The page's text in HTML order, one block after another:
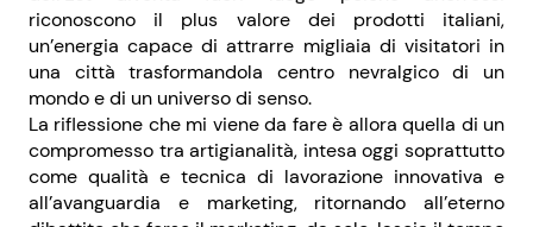
riconoscono il plus valore dei prodotti italiani,
un’energia capace di attrarre migliaia di visitatori in
una città trasformandola centro nevralgico di un
mondo e di un universo di senso.
La riflessione che mi viene da fare è allora quella di un
compromesso tra artigianalità, intesa oggi soprattutto
come qualità e tecnica di lavorazione innovativa e
all’avanguardia e marketing, ritornando all’eterno